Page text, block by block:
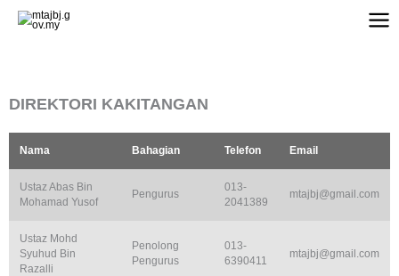
DIREKTORI KAKITANGAN
Nama Bahagian Telefon Email
Ustaz Abas Bin
Mohamad Yusof
Pengurus
013-
2041389
mtajbj@gmail.com
Ustaz Mohd
Syuhud Bin
Razalli
Penolong
Pengurus
013-
6390411
mtajbj@gmail.com